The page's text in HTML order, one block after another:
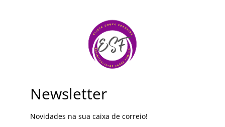
Newsletter
Novidades na sua caixa de correio!